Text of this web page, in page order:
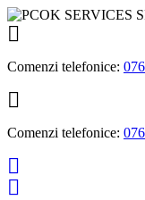

Comenzi telefonice:

Comenzi telefonice:

